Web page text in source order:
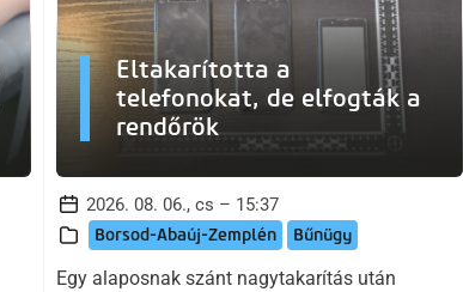
Eltakarította a
telefonokat, de elfogták a
rendőrök
2026. 08. 06., cs – 15:37
Borsod-Abaúj-Zemplén Bűnügy
Egy alaposnak szánt nagytakarítás után